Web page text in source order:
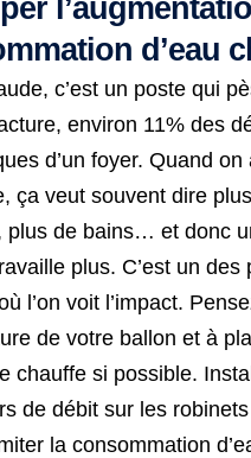
d’eau
c’est un poste qui
environ 11% des
d’un foyer. Quand on
ça veut souvent dire
plus de bains… et donc
plus. C’est un des
l’on voit l’impact.
de votre ballon et à
chauffe si possible.
de débit sur les
la consommation